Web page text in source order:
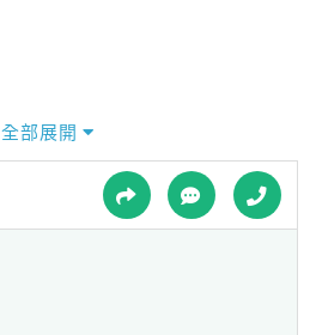
全部展開